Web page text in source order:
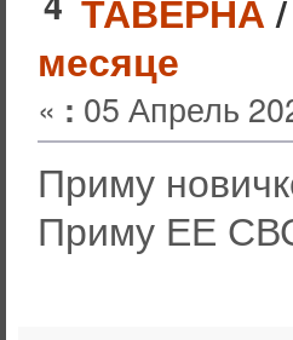
ТАВЕРНА/
месяце
« : 05 Апрель
Приму
Приму ЕЕ